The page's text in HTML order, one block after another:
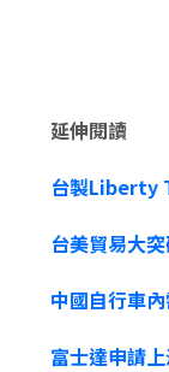
延伸閱讀
台製Liberty
台美貿易大
中國自行車
富士達申請